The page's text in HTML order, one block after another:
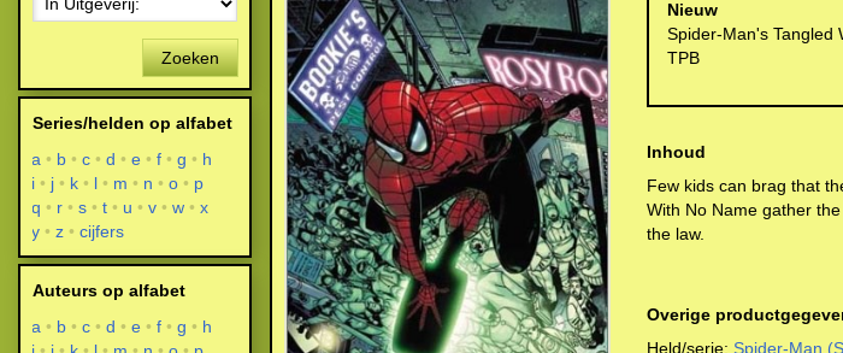
Nieuw
Spider-Man's Tangled
TPB
Inhoud
Few kids can brag that
With No Name gather
the law.
Overige
Held/serie: Spider-Man
Zoeken
Series/helden op alfabet
a
b c d e f g
h
i
j k l m n o
p
q
r s t u v w
x
y
z cijfers
Auteurs op alfabet
a
b c d e f g
h